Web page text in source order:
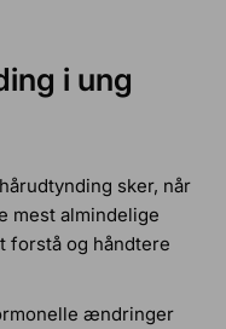
i ung
sker, når
mest almindelige
forstå og håndtere
ændringer